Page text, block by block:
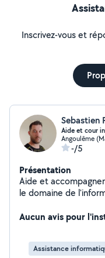
Inscrivez-vous et
Sebastien
Aide et cour
Angoulême
-/5
Présentation
Aide et
le domaine de
logiciels - Conseils
progresser, quel
également créer
Aucun avis pour
Assistance